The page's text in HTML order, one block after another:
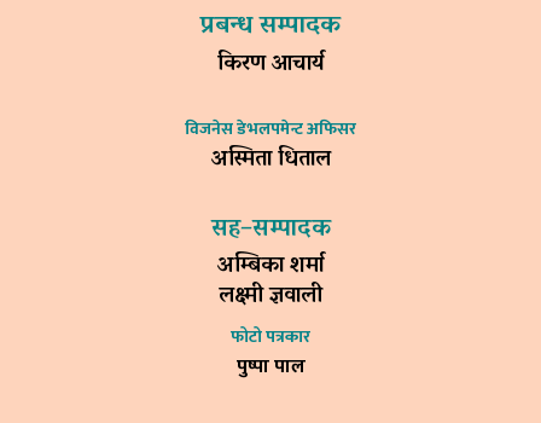
प्रबन्ध सम्पादक
किरण आचार्य
विजनेस डेभलपमेन्ट अफिसर
अस्मिता धिताल
सह–सम्पादक
अम्बिका शर्मा
लक्ष्मी ज्ञवाली
फोटो पत्रकार
पुष्पा पाल